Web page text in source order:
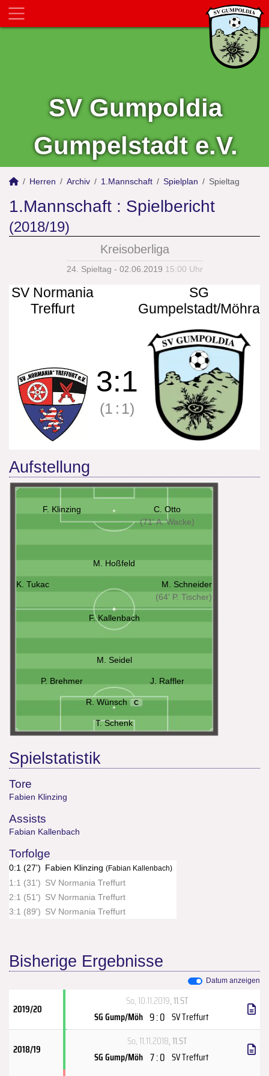
SV Gumpoldia
Gumpelstadt e.V.
Herren Archiv 1.Mannschaft Spielplan Spieltag
1.Mannschaft : Spielbericht
(2018/19)
Kreisoberliga
24. Spieltag - 02.06.2019 15:00 Uhr
SV Normania
Treffurt
SG
Gumpelstadt/Möhra
3:1
(1 : 1)
Aufstellung
F. Klinzing
C. Otto
(71' A. Wacke)
M. Hoßfeld
K. Tukac
M. Schneider
(64' P. Tischer)
F. Kallenbach
M. Seidel
P. Brehmer J. Raffler
R. Wünsch C
T. Schenk
Spielstatistik
Tore
Fabien Klinzing
Assists
Fabian Kallenbach
Torfolge
0:1 (27') Fabien Klinzing (Fabian Kallenbach)
1:1 (31') SV Normania Treffurt
2:1 (51') SV Normania Treffurt
3:1 (89') SV Normania Treffurt
Bisherige Ergebnisse
Datum anzeigen
2019/20
So, 10.11.2019, 11.ST
SG Gump/Möh 9 : 0 SV Treffurt
2018/19
So, 11.11.2018, 11.ST
SG Gump/Möh 7 : 0 SV Treffurt